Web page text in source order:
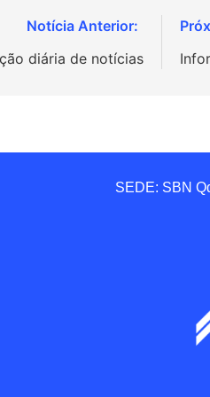
diária de notícias
SEDE: SBN